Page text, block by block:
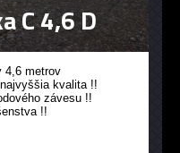
C 4,6 D
4,6 metrov
kvalita !!
závesu !!
!!